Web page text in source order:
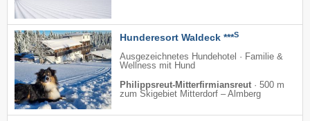
Hunderesort Waldeck ***S
Ausgezeichnetes Hundehotel · Familie &
Wellness mit Hund
Philippsreut-Mitterfirmiansreut · 500 m
zum Skigebiet Mitterdorf – Almberg